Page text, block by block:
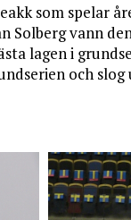
som spelar
Solberg vann
lagen i
och